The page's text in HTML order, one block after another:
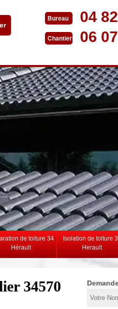
Bureau 04
Chantier 06
de toiture 34
Hérault
Isolation de toiture
Herault
34570